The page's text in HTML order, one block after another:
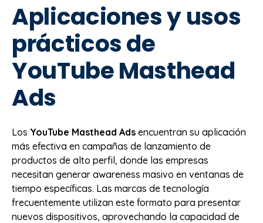
Aplicaciones y usos
prácticos de
YouTube Masthead
Ads
Los YouTube Masthead Ads encuentran su aplicación
más efectiva en campañas de lanzamiento de
productos de alto perfil, donde las empresas
necesitan generar awareness masivo en ventanas de
tiempo específicas. Las marcas de tecnología
frecuentemente utilizan este formato para presentar
nuevos dispositivos, aprovechando la capacidad de